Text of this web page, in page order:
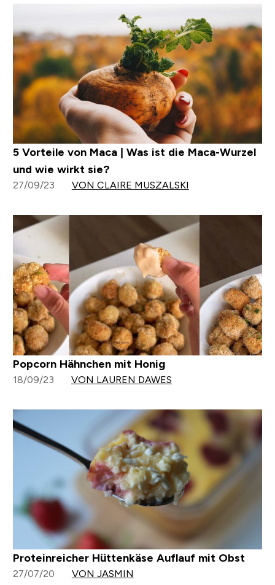
5 Vorteile von Maca | Was ist die Maca-Wurzel
und wie wirkt sie?
27/09/23 VON CLAIRE MUSZALSKI
Popcorn Hähnchen mit Honig
18/09/23 VON LAUREN DAWES
Proteinreicher Hüttenkäse Auflauf mit Obst
27/07/20 VON JASMIN